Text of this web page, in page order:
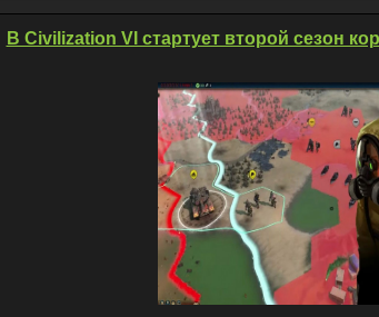
В Civilization VI стартует второй сезон